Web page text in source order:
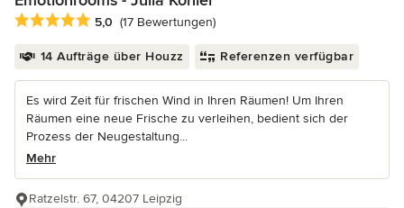
Durchschnittliche Bewertung: 5 von 5 Sternen
5,0 (17 Bewertungen)
14 Aufträge über Houzz Referenzen verfügbar
Es wird Zeit für frischen Wind in Ihren Räumen! Um Ihren
Räumen eine neue Frische zu verleihen, bedient sich der
Prozess der Neugestaltung...
Mehr
Ratzelstr. 67, 04207 Leipzig